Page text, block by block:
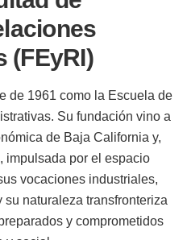
(FEyRI)
de 1961 como la Escuela de
Su fundación vino a
de Baja California y,
impulsada por el espacio
vocaciones industriales,
naturaleza transfronteriza
y comprometidos